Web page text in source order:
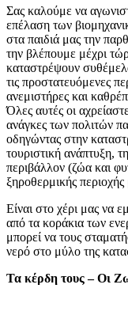
Σας καλούμε να
επέλαση των
στα παιδιά μας την
την βλέπουμε μέχρι
καταστρέψουν
τις προστατευόμενες
ανεμιστήρες και
Όλες αυτές οι
ανάγκες των πολιτών
οδηγώντας στην
τουριστική ανάπτυξη,
περιβάλλον (ζώα και
ξηροθερμικής περιοχής
Είναι στο χέρι μας να
από τα κοράκια των
μπορεί να τους
νερό στο μύλο της
Τα κέρδη τους – Οι